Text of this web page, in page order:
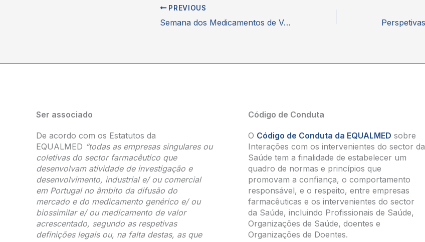
PREVIOUS
Semana dos Medicamentos de Valor Acrescentado
Ser associado
De acordo com os Estatutos da
EQUALMED “todas as empresas singulares ou
coletivas do sector farmacêutico que
desenvolvam atividade de investigação e
desenvolvimento, industrial e/ ou comercial
em Portugal no âmbito da difusão do
mercado e do medicamento genérico e/ ou
biossimilar e/ ou medicamento de valor
acrescentado, segundo as respetivas
definições legais ou, na falta destas, as que
Código de Conduta
O Código de Conduta da EQUALMED sobre
Interações com os intervenientes do sector da
Saúde tem a finalidade de estabelecer um
quadro de normas e princípios que
promovam a confiança, o comportamento
responsável, e o respeito, entre empresas
farmacêuticas e os intervenientes do sector
da Saúde, incluindo Profissionais de Saúde,
Organizações de Saúde, doentes e
Organizações de Doentes.